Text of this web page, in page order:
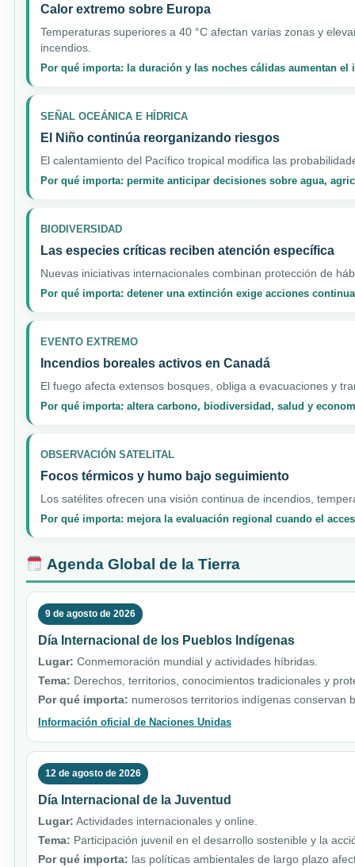
Calor extremo sobre Europa
Temperaturas superiores a 40 °C afectan varias zonas y
incendios.
Por qué importa: la duración y las noches cálidas aumentan el
SEÑAL OCEÁNICA E HÍDRICA
El Niño continúa reorganizando riesgos
El calentamiento del Pacífico tropical modifica las
Por qué importa: permite anticipar decisiones sobre agua,
BIODIVERSIDAD
Las especies críticas reciben atención específica
Nuevas iniciativas internacionales combinan protección de
Por qué importa: detener una extinción exige acciones
EVENTO EXTREMO
Incendios boreales activos en Canadá
El fuego afecta extensos bosques, obliga a evacuaciones y
Por qué importa: altera carbono, biodiversidad, salud y
OBSERVACIÓN SATELITAL
Focos térmicos y humo bajo seguimiento
Los satélites ofrecen una visión continua de incendios,
Por qué importa: mejora la evaluación regional cuando el
Agenda Global de la Tierra
9 de agosto de 2026
Día Internacional de los Pueblos Indígenas
Lugar: Conmemoración mundial y actividades híbridas.
Tema: Derechos, territorios, conocimientos tradicionales y
Por qué importa: numerosos territorios indígenas conservan
Información oficial de Naciones Unidas
12 de agosto de 2026
Día Internacional de la Juventud
Lugar: Actividades internacionales y online.
Tema: Participación juvenil en el desarrollo sostenible y la
Por qué importa: las políticas ambientales de largo plazo